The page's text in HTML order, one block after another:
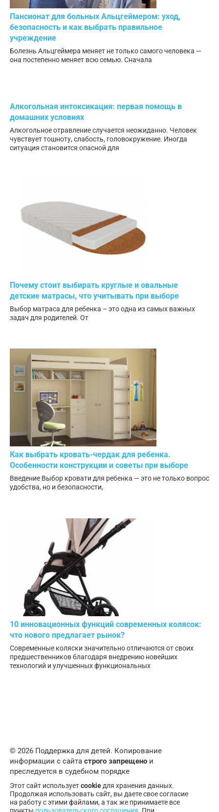
Пансионат для больных Альцгеймером: уход,
безопасность и как выбрать правильное
учреждение
Болезнь Альцгеймера меняет не только самого человека —
она постепенно меняет всю семью. Сначала
Алкогольная интоксикация: первая помощь в
домашних условиях
Алкогольное отравление случается неожиданно. Человек
чувствует тошноту, слабость, головокружение. Иногда
ситуация становится опасной для
Почему стоит выбирать круглые и овальные
детские матрасы, что учитывать при выборе
Выбор матраса для ребенка – это одна из самых важных
задач для родителей. От
Как выбрать кровать-чердак для ребенка.
Особенности конструкции и советы при выборе
Введение Выбор кровати для ребенка — это не только вопрос
удобства, но и безопасности,
10 инновационных функций современных колясок:
что нового предлагает рынок?
Современные коляски значительно отличаются от своих
предшественников благодаря внедрению новейших
технологий и улучшенных функциональных
© 2026 Поддержка для детей. Копирование
информации с сайта строго запрещено и
преследуется в судебном порядке
Этот сайт используетcookie для хранения данных.
Продолжая использовать сайт, вы даете свое согласие
на работу с этими файлами, а так же принимаете все